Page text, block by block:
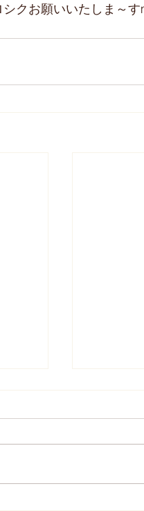
クお願いいたしま～す